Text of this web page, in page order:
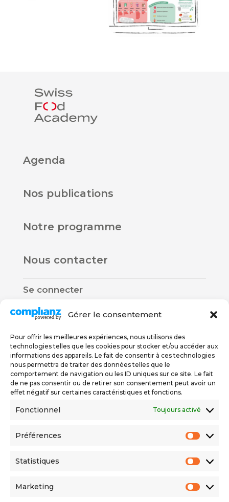
Gérer le consentement
Pour offrir les meilleures expériences, nous utilisons des
technologies telles que les cookies pour stocker et/ou accéder aux
informations des appareils. Le fait de consentir à ces technologies
nous permettra de traiter des données telles que le
comportement de navigation ou les ID uniques sur ce site. Le fait
de ne pas consentir ou de retirer son consentement peut avoir un
effet négatif sur certaines caractéristiques et fonctions.
Fonctionnel Toujours activé
Préférences
Statistiques
Marketing
Agenda
Nos publications
Notre programme
Nous contacter
Se connecter
Nous trouver
1205 Genève
076 579 67 78